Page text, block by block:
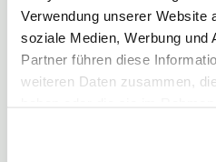
Verwendung unserer Website
soziale Medien, Werbung und
Partner führen diese
weiteren Daten zusammen,
Vergütung:
Nach KTD
Diakonie)
Arbeitsbeginn:
Zum
Befristung: